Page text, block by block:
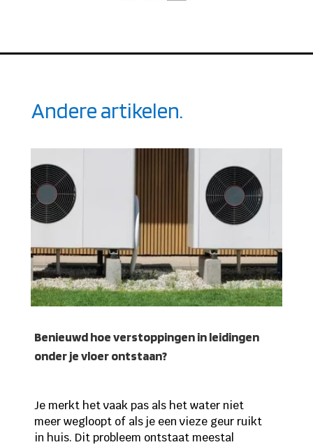
Andere artikelen.
Benieuwd hoe verstoppingen in leidingen
onder je vloer ontstaan?
Je merkt het vaak pas als het water niet
meer wegloopt of als je een vieze geur ruikt
in huis. Dit probleem ontstaat meestal